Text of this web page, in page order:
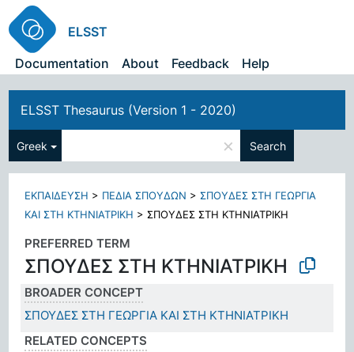
ELSST
Documentation
About Feedback Help
ELSST Thesaurus (Version 1 - 2020)
Greek × Search
ΕΚΠΑΙΔΕΥΣΗ > ΠΕΔΙΑ ΣΠΟΥΔΩΝ >ΣΠΟΥΔΕΣ ΣΤΗ ΓΕΩΡΓΙΑ
ΚΑΙ ΣΤΗ ΚΤΗΝΙΑΤΡΙΚΗ >ΣΠΟΥΔΕΣ ΣΤΗ ΚΤΗΝΙΑΤΡΙΚΗ
PREFERRED TERM
ΣΠΟΥΔΕΣ ΣΤΗ ΚΤΗΝΙΑΤΡΙΚΗ
BROADER CONCEPT
ΣΠΟΥΔΕΣ ΣΤΗ ΓΕΩΡΓΙΑ ΚΑΙ ΣΤΗ ΚΤΗΝΙΑΤΡΙΚΗ
RELATED CONCEPTS